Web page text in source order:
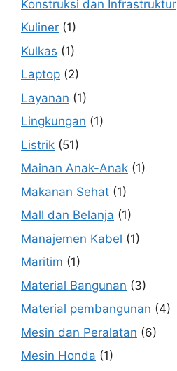
Konstruksi dan Infrastruktur
Kuliner (1)
Kulkas (1)
Laptop (2)
Layanan (1)
Lingkungan (1)
Listrik (51)
Mainan Anak-Anak (1)
Makanan Sehat (1)
Mall dan Belanja (1)
Manajemen Kabel (1)
Maritim (1)
Material Bangunan (3)
Material pembangunan (4)
Mesin dan Peralatan (6)
Mesin Honda (1)